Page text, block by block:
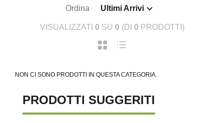
Ordina Ultimi Arrivi
VISUALIZZATI 0 SU 0 (DI 0 PRODOTTI)
NON CI SONO PRODOTTI IN QUESTA CATEGORIA.
PRODOTTI SUGGERITI